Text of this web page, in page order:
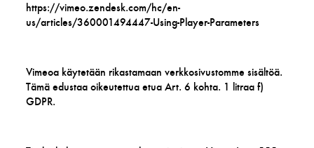
https://vimeo.zendesk.com/hc/en-
us/articles/360001494447-Using-Player-Parameters
Vimeoa käytetään rikastamaan verkkosivustomme sisältöä.
Tämä edustaa oikeutettua etua Art. 6 kohta. 1 litraa f)
GDPR.